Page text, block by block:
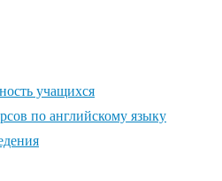
учащихся
по английскому языку